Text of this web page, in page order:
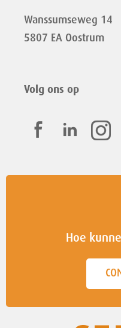
Wanssumseweg 14
5807 EA Oostrum
Volg ons op
Hoe